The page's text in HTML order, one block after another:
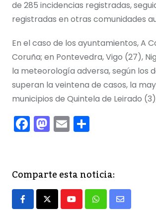
de 285 incidencias registradas,
registradas en otras comunidades
En el caso de los ayuntamientos, A
Coruña; en Pontevedra, Vigo (27),
la meteorología adversa, según los
superan la veintena de casos, la
municipios de Quintela de Leirado
F
a
e
b
o
M
a
o
d
o
E
m
l p
ar
tir
Comparte esta noticia:
YoutubeWhatsapp
Share